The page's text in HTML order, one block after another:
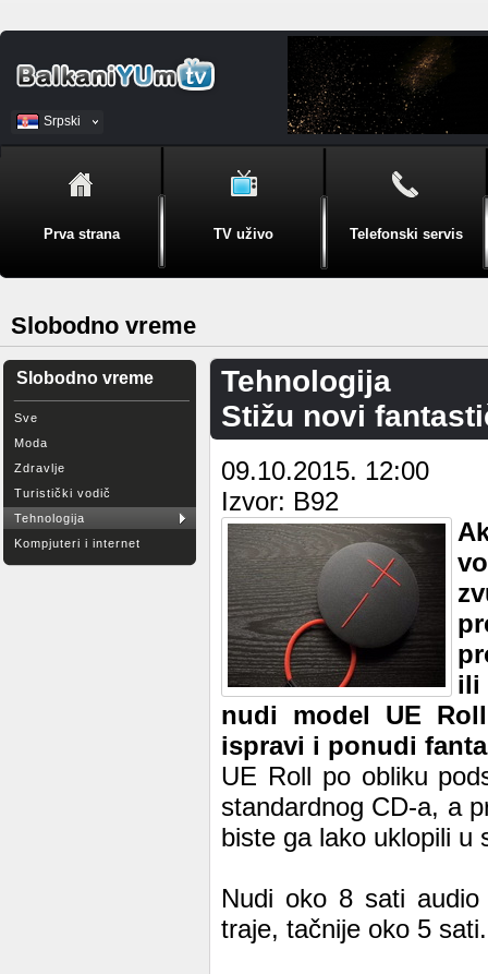
Srpski
BiH
Prva strana TV uživo Telefonski servis
Slobodno vreme
Slobodno vreme
Sve
Moda
Zdravlje
Turistički vodič
Tehnologija
Kompjuteri i internet
Tehnologija
Stižu novi
09.10.2015. 12:00
Izvor: B92
ili
nudi model UE
ispravi i ponudi
UE Roll po obliku
standardnog CD-a, a
biste ga lako uklopili u
Nudi oko 8 sati
traje, tačnije oko 5 sati.